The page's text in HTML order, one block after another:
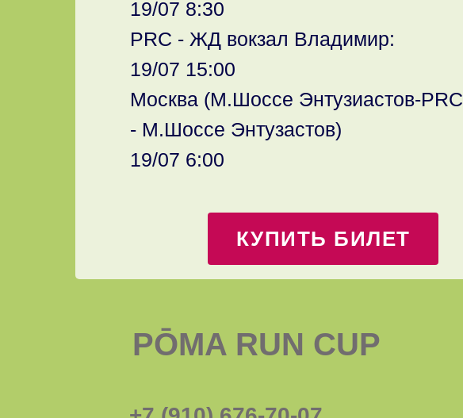
19/07 8:30
PRC - ЖД вокзал Владимир:
19/07 15:00
Москва (М.Шоссе Энтузиастов-PRC
- М.Шоссе Энтузастов)
19/07 6:00
КУПИТЬ БИЛЕТ
PŌMA RUN CUP